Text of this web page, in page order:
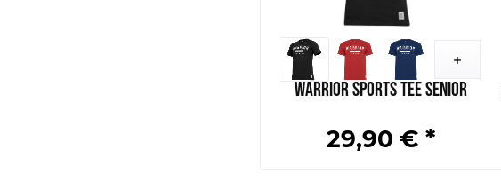
Warrior Sports Tee Senior
29,90 € *